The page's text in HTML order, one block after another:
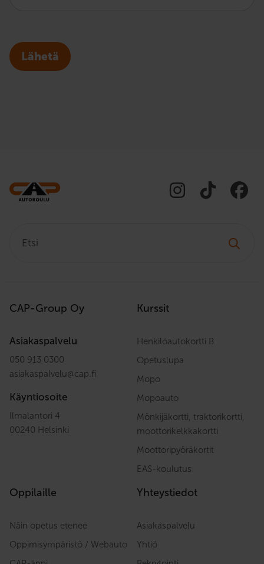
Lähetä
CAP-Group Oy
Asiakaspalvelu
050 913 0300
asiakaspalvelu@cap.fi
Käyntiosoite
Ilmalantori 4
00240 Helsinki
Kurssit
Henkilöautokortti B
Opetuslupa
Mopo
Mopoauto
Mönkijäkortti, traktorikortti,
moottorikelkkakortti
Moottoripyöräkortit
EAS-koulutus
Oppilaille
Näin opetus etenee
Oppimisympäristö / Webauto
Yhteystiedot
Asiakaspalvelu
Yhtiö